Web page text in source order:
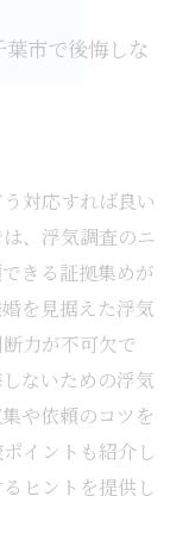
市で後悔しな
対応すれば良い
、浮気調査のニ
きる証拠集めが
を見据えた浮気
力が不可欠で
ないための浮気
や依頼のコツを
イントも紹介し
ヒントを提供し